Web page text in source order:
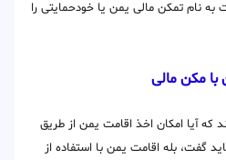
نام تمکن مالی یمن یا خودحمایتی را
مکن مالی
که آیا امکان اخذ اقامت یمن از طریق
گفت، بله اقامت یمن با استفاده از